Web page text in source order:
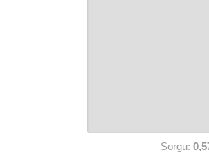
Sorgu: